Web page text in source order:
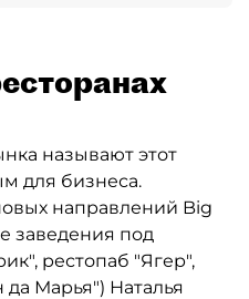
называют этот
для бизнеса.
направлений Big
заведения под
рестопаб "Ягер",
да Марья") Наталья